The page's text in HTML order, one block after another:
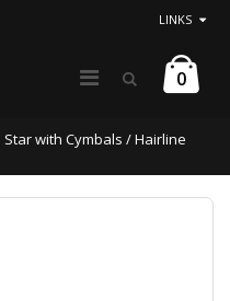
LINKS
0
Star with Cymbals / Hairline